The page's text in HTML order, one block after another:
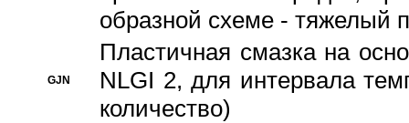
образной схеме - тяжелый
GJN
Пластичная смазка на
NLGI 2, для интервала
количество)